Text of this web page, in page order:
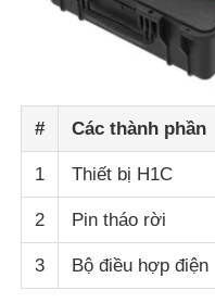
Trang chủ
Các sản phẩm
Về chúng tôi
# Các thành phần
1 Thiết bị H1C
2 Pin tháo rời
3 Bộ điều hợp điện